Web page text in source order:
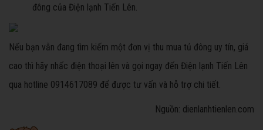
đông của Điện lạnh Tiến Lên.
Nếu bạn vẫn đang tìm kiếm một đơn vị thu mua tủ đông uy tín, giá
cao thì hãy nhấc điện thoại lên và gọi ngay đến Điện lạnh Tiến Lên
qua hotline 0914617089 để được tư vấn và hỗ trợ chi tiết.
Nguồn: dienlanhtienlen.com